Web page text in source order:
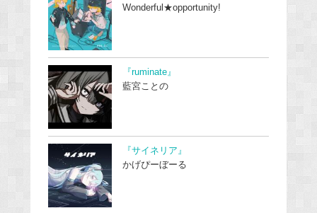
Wonderful★opportunity!
『ruminate』
藍宮ことの
『サイネリア』
かげぴーぼーる